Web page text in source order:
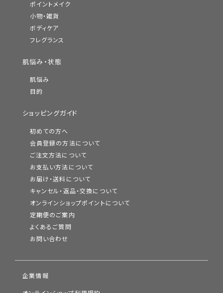
ポイントメイク
小物・雑貨
ボディケア
フレグランス
肌悩み・状態
肌悩み
目的
ショッピングガイド
初めての方へ
会員登録の方法について
ご注文方法について
お支払い方法について
お届け・送料について
キャンセル・返品・交換について
オンラインショップポイントについて
定期便のご案内
よくあるご質問
お問い合わせ
企業情報